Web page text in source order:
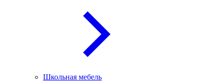
Школьная мебель